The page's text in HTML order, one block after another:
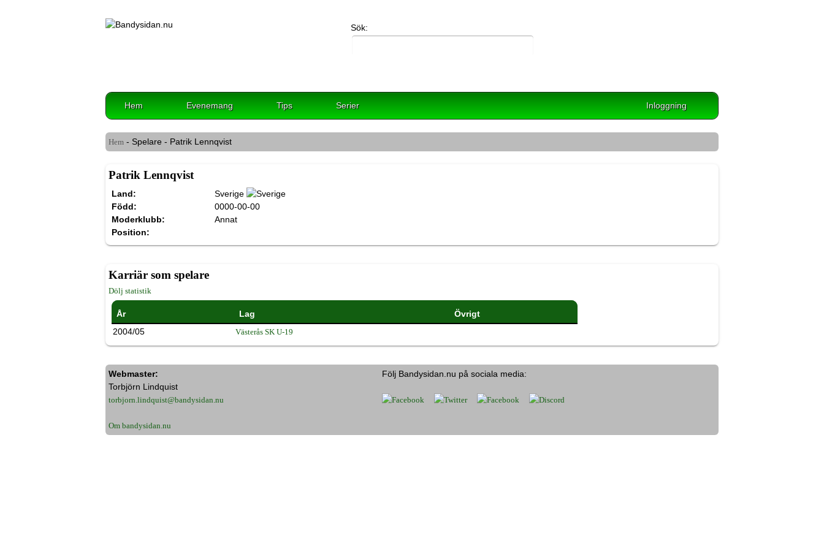
Sök:
Hem Evenemang Tips Serier Inloggning
Hem - Spelare - Patrik Lennqvist
Patrik Lennqvist
Land:
Sverige
Född:
0000-00-00
Moderklubb:
Annat
Position:
Karriär som spelare
Dölj statistik
År Lag
Övrigt
2004/05
Västerås SK U-19
Webmaster:
Torbjörn Lindquist
torbjorn.lindquist@bandysidan.nu
Om bandysidan.nu
Följ Bandysidan.nu på sociala media: